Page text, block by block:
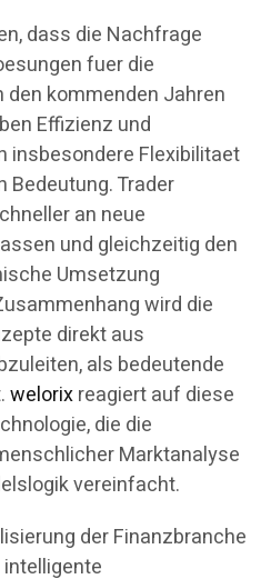
dass die Nachfrage
fuer die
kommenden Jahren
Effizienz und
insbesondere Flexibilitaet
Bedeutung. Trader
an neue
und gleichzeitig den
Umsetzung
wird die
direkt aus
als bedeutende
welorixreagiert auf diese
die die
Marktanalyse
vereinfacht.
der Finanzbranche